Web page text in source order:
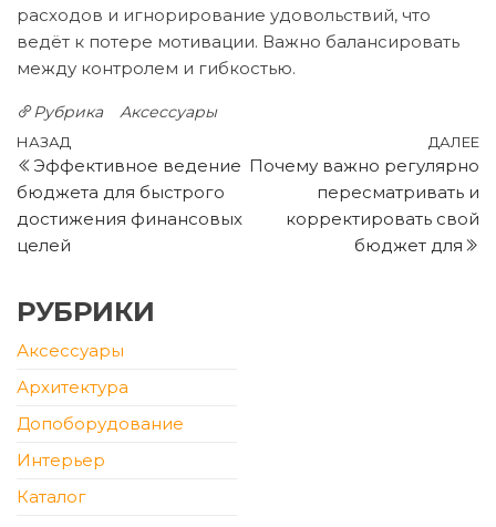
расходов и игнорирование удовольствий, что
ведёт к потере мотивации. Важно балансировать
между контролем и гибкостью.
Рубрика Аксессуары
Навигация
по
записям
Предыдущая
запись
НАЗАД
Эффективное ведение
бюджета для быстрого
достижения финансовых
целей
ДАЛЕЕ
Почему важно регулярно
пересматривать и
корректировать свой
бюджет для
РУБРИКИ
Аксессуары
Архитектура
Допоборудование
Интерьер
Каталог